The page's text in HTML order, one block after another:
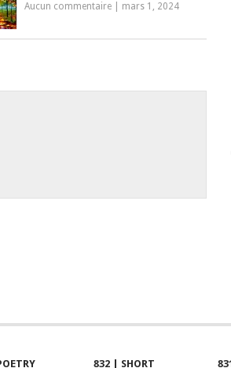
Aucun commentaire mars 1, 2024
832 | SHORT